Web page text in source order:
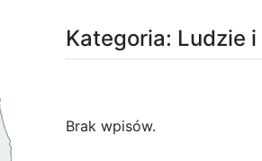
Kategoria: Ludzie
Brak wpisów.